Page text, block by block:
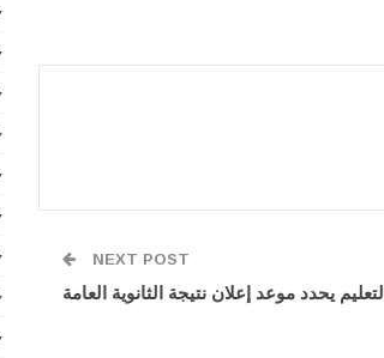
NEXT POST
التعليم يحدد موعد إعلان نتيجة الثانوية العامة